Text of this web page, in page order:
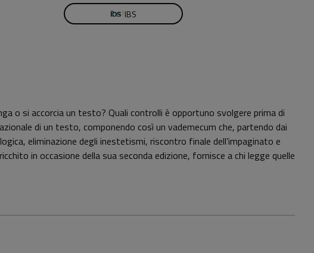
IBS
o si accorcia un testo? Quali controlli è opportuno svolgere prima di
di un testo, componendo così un vademecum che, partendo dai
eliminazione degli inestetismi, riscontro finale dell’impaginato e
in occasione della sua seconda edizione, fornisce a chi legge quelle